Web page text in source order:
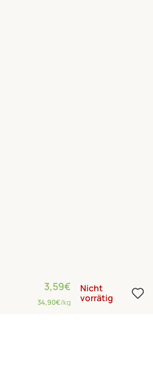
3,59€
34,90€/kg
Nicht
vorrätig